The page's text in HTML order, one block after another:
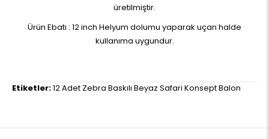
üretilmiştir.
Ürün Ebatı : 12 inch Helyum dolumu yaparak uçan halde
kullanıma uygundur.
Etiketler:12 Adet Zebra Baskılı Beyaz Safari Konsept Balon